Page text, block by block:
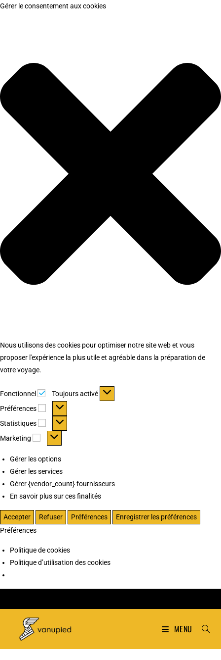
Gérer le consentement aux cookies
Nous utilisons des cookies pour optimiser notre site web et vous
proposer l'expérience la plus utile et agréable dans la préparation de
votre voyage.
Fonctionnel Fonctionnel
Toujours activé
Préférences
Préférences
Statistiques Statistiques
Marketing Marketing
Gérer les options
Gérer les services
Gérer {vendor_count} fournisseurs
En savoir plus sur ces finalités
Accepter Refuser Préférences
Enregistrer les préférences
Préférences
Politique de cookies
Politique d’utilisation des cookies
MENU